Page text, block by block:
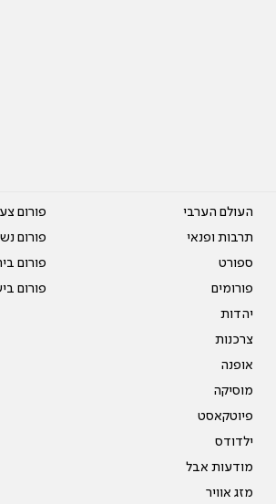
העולם הערבי
תרבות ופנאי
ספורט
פורומים
יהדות
צרכנות
אופנה
מוסיקה
פיוטקאסט
ילדודס
מודעות אבל
מזג אוויר
פורום
פורום
פורום
פורום